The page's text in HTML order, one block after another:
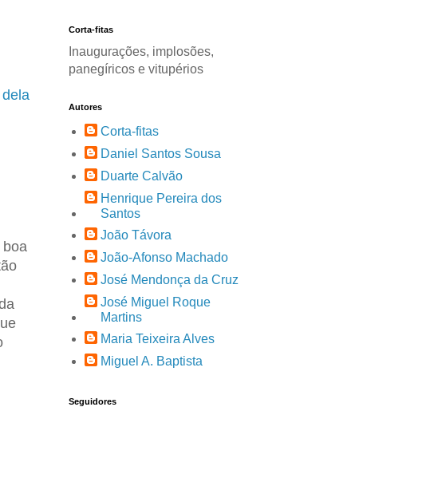
Corta-fitas
Inaugurações, implosões,
panegíricos e vitupérios
Autores
Corta-fitas
Daniel Santos Sousa
Duarte Calvão
Henrique Pereira dos
Santos
João Távora
João-Afonso Machado
José Mendonça da Cruz
José Miguel Roque
Martins
Maria Teixeira Alves
Miguel A. Baptista
Seguidores